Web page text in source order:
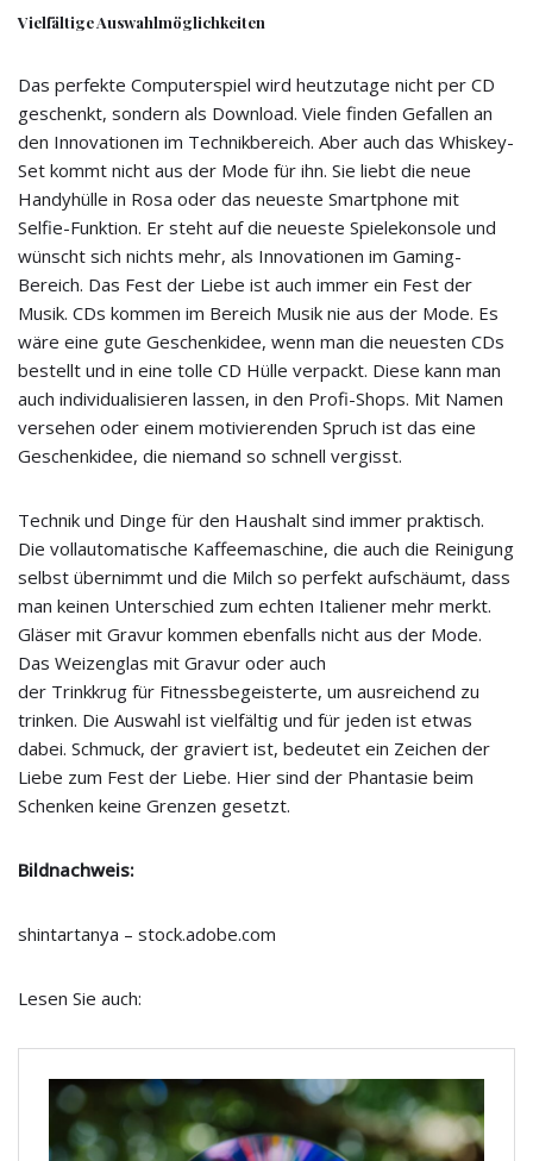
Vielfältige Auswahlmöglichkeiten
Das perfekte Computerspiel wird heutzutage nicht per CD
geschenkt, sondern als Download. Viele finden Gefallen an
den Innovationen im Technikbereich. Aber auch das Whiskey-
Set kommt nicht aus der Mode für ihn. Sie liebt die neue
Handyhülle in Rosa oder das neueste Smartphone mit
Selfie-Funktion. Er steht auf die neueste Spielekonsole und
wünscht sich nichts mehr, als Innovationen im Gaming-
Bereich. Das Fest der Liebe ist auch immer ein Fest der
Musik. CDs kommen im Bereich Musik nie aus der Mode. Es
wäre eine gute Geschenkidee, wenn man die neuesten CDs
bestellt und in eine tolle CD Hülle verpackt. Diese kann man
auch individualisieren lassen, in den Profi-Shops. Mit Namen
versehen oder einem motivierenden Spruch ist das eine
Geschenkidee, die niemand so schnell vergisst.
Technik und Dinge für den Haushalt sind immer praktisch.
Die vollautomatische Kaffeemaschine, die auch die Reinigung
selbst übernimmt und die Milch so perfekt aufschäumt, dass
man keinen Unterschied zum echten Italiener mehr merkt.
Gläser mit Gravur kommen ebenfalls nicht aus der Mode.
Das Weizenglas mit Gravur oder auch
der Trinkkrug für Fitnessbegeisterte, um ausreichend zu
trinken. Die Auswahl ist vielfältig und für jeden ist etwas
dabei. Schmuck, der graviert ist, bedeutet ein Zeichen der
Liebe zum Fest der Liebe. Hier sind der Phantasie beim
Schenken keine Grenzen gesetzt.
Bildnachweis:
shintartanya – stock.adobe.com
Lesen Sie auch: